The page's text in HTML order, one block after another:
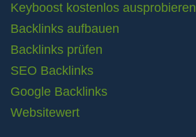
Keyboost kostenlos ausprobieren
Backlinks aufbauen
Backlinks prüfen
SEO Backlinks
Google Backlinks
Websitewert